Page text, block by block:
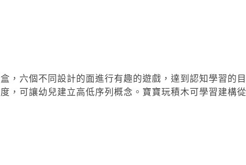
，六個不同設計的面進行有趣的遊戲，達到認知學習的目
，可讓幼兒建立高低序列概念。寶寶玩積木可學習建構從